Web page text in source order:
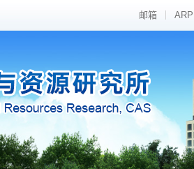
邮箱 ARP